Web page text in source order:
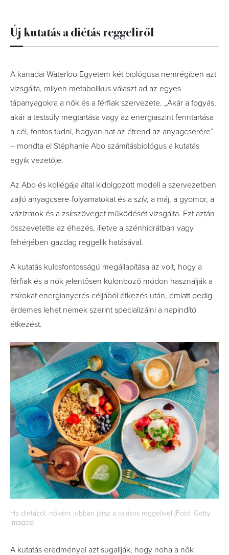
Új kutatás a diétás reggeliről
A kanadai Waterloo Egyetem két biológusa nemrégiben azt
vizsgálta, milyen metabolikus választ ad az egyes
tápanyagokra a nők és a férfiak szervezete. „Akár a fogyás,
akár a testsúly megtartása vagy az energiaszint fenntartása
a cél, fontos tudni, hogyan hat az étrend az anyagcserére”
– mondta el Stéphanie Abo számításbiológus a kutatás
egyik vezetője.
Az Abo és kollégája által kidolgozott modell a szervezetben
zajló anyagcsere-folyamatokat és a szív, a máj, a gyomor, a
vázizmok és a zsírszöveget működését vizsgálta. Ezt aztán
összevetette az éhezés, illetve a szénhidrátban vagy
fehérjében gazdag reggelik hatásával.
A kutatás kulcsfontosságú megállapítása az volt, hogy a
férfiak és a nők jelentősen különböző módon használják a
zsírokat energianyerés céljából étkezés után, emiatt pedig
érdemes lehet nemek szerint specializálni a napindító
étkezést.
Ha diétázol, nőként jobban jársz a tojásos reggelivel (Fotó: Getty
Images)
A kutatás eredményei azt sugallják, hogy noha a nők